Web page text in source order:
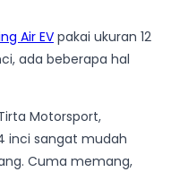
Air EVpakai ukuran 12
ada beberapa hal
Motorsport,
inci sangat mudah
Cuma memang,